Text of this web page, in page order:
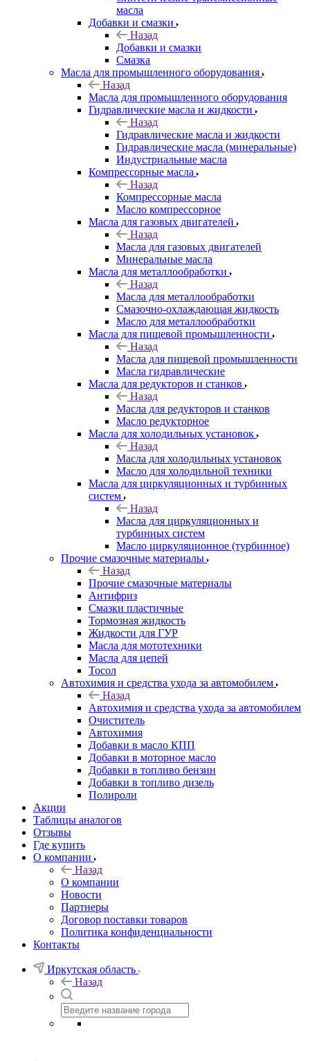
масла
Добавки и смазки
Назад
Добавки и смазки
Смазка
Масла для промышленного оборудования
Назад
Масла для промышленного оборудования
Гидравлические масла и жидкости
Назад
Гидравлические масла и жидкости
Гидравлические масла (минеральные)
Индустриальные масла
Компрессорные масла
Назад
Компрессорные масла
Масло компрессорное
Масла для газовых двигателей
Назад
Масла для газовых двигателей
Минеральные масла
Масла для металлообработки
Назад
Масла для металлообработки
Смазочно-охлаждающая жидкость
Масло для металлообработки
Масла для пищевой промышленности
Назад
Масла для пищевой промышленности
Масла гидравлические
Масла для редукторов и станков
Назад
Масла для редукторов и станков
Масло редукторное
Масла для холодильных установок
Назад
Масла для холодильных установок
Масло для холодильной техники
Масла для циркуляционных и турбинных
систем
Назад
Масла для циркуляционных и
турбинных систем
Масло циркуляционное (турбинное)
Прочие смазочные материалы
Назад
Прочие смазочные материалы
Антифриз
Смазки пластичные
Тормозная жидкость
Жидкости для ГУР
Масла для мототехники
Масла для цепей
Тосол
Автохимия и средства ухода за автомобилем
Назад
Автохимия и средства ухода за автомобилем
Очиститель
Автохимия
Добавки в масло КПП
Добавки в моторное масло
Добавки в топливо бензин
Добавки в топливо дизель
Полироли
Акции
Таблицы аналогов
Отзывы
Где купить
О компании
Назад
О компании
Новости
Партнеры
Договор поставки товаров
Политика конфиденциальности
Контакты
Иркутская область
Назад